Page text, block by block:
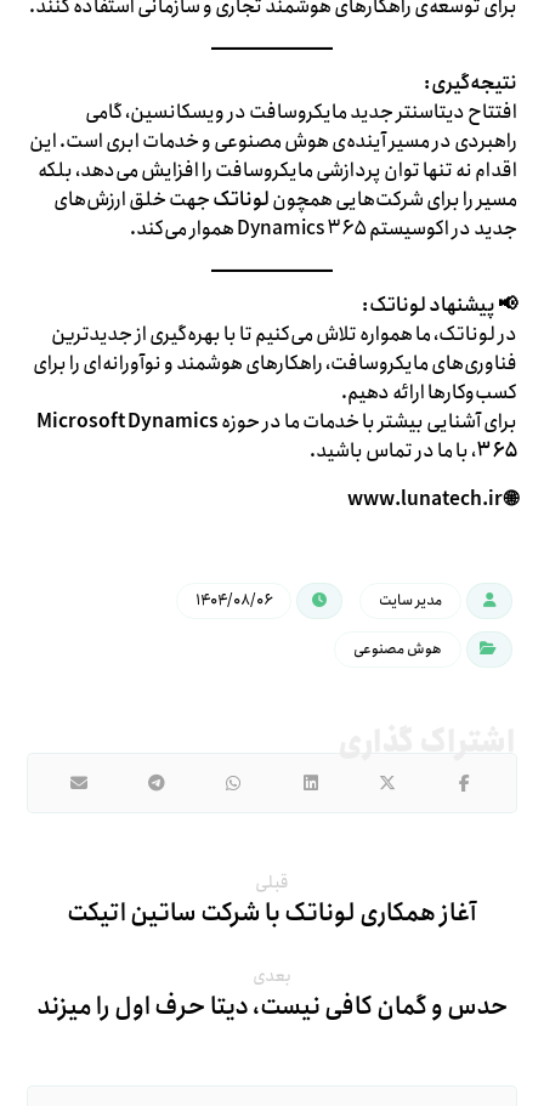
برای توسعه‌ی راهکارهای هوشمند تجاری و سازمانی استفاده کنند.
نتیجه‌گیری:
افتتاح دیتاسنتر جدید مایکروسافت در ویسکانسین، گامی
راهبردی در مسیر آینده‌ی هوش مصنوعی و خدمات ابری است. این
اقدام نه تنها توان پردازشی مایکروسافت را افزایش می‌دهد، بلکه
مسیر را برای شرکت‌هایی همچونلوناتکجهت خلق ارزش‌های
جدید در اکوسیستم Dynamics ۳۶۵ هموار می‌کند.
📢 پیشنهاد لوناتک:
در لوناتک، ما همواره تلاش می‌کنیم تا با بهره‌گیری از جدیدترین
فناوری‌های مایکروسافت، راهکارهای هوشمند و نوآورانه‌ای را برای
کسب‌وکارها ارائه دهیم.
برای آشنایی بیشتر با خدمات ما در حوزهMicrosoft Dynamics
۳۶۵، با ما در تماس باشید.
🌐 www.lunatech.ir
مدیر سایت ۱۴۰۴/۰۸/۰۶
هوش مصنوعی
قبلی
آغاز همکاری لوناتک با شرکت ساتین اتیکت
بعدی
حدس و گمان کافی نیست، دیتا حرف اول را میزند